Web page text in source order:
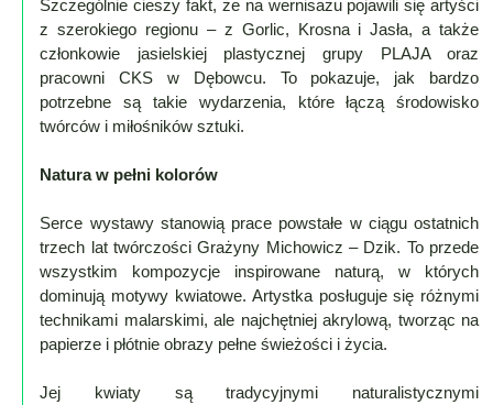
wydarzeń...
Mapa
zdjęciami
filmami
Mapa
filmy
drona
Trasy
Szczególnie cieszy fakt, że na wernisażu pojawili się artyści
z szerokiego regionu – z Gorlic, Krosna i Jasła, a także
członkowie jasielskiej plastycznej grupy PLAJA oraz
pracowni CKS w Dębowcu. To pokazuje, jak bardzo
potrzebne są takie wydarzenia, które łączą środowisko
twórców i miłośników sztuki.
Natura w pełni kolorów
Serce wystawy stanowią prace powstałe w ciągu ostatnich
trzech lat twórczości Grażyny Michowicz – Dzik. To przede
wszystkim kompozycje inspirowane naturą, w których
dominują motywy kwiatowe. Artystka posługuje się różnymi
technikami malarskimi, ale najchętniej akrylową, tworząc na
papierze i płótnie obrazy pełne świeżości i życia.
Jej kwiaty są tradycyjnymi naturalistycznymi